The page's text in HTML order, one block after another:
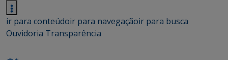
ir para conteúdoir para navegaçãoir para busca
Ouvidoria Transparência